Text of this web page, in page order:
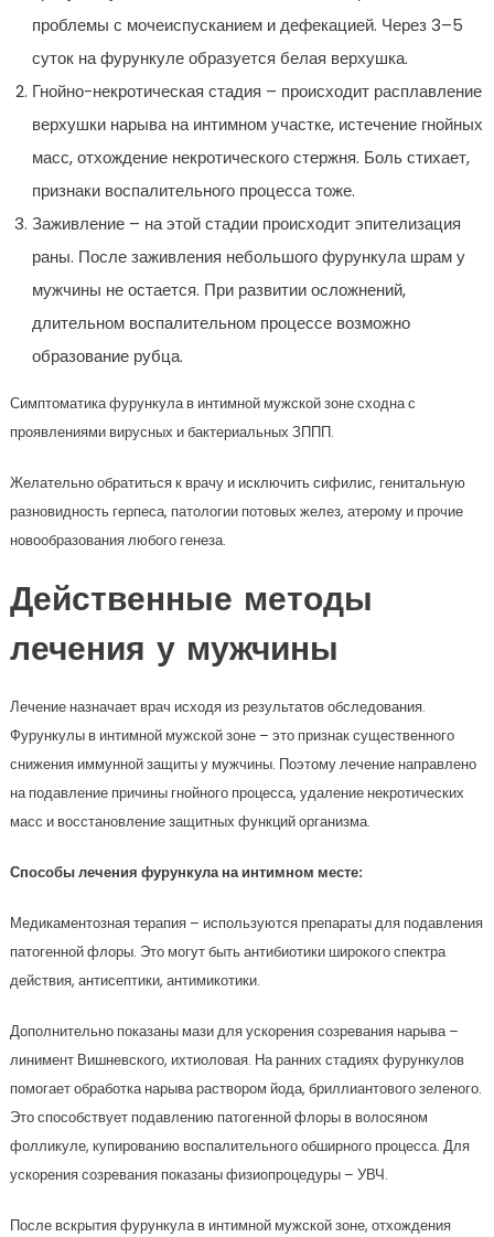
проблемы с мочеиспусканием и дефекацией. Через 3–5
суток на фурункуле образуется белая верхушка.
Гнойно-некротическая стадия – происходит расплавление
верхушки нарыва на интимном участке, истечение гнойных
масс, отхождение некротического стержня. Боль стихает,
признаки воспалительного процесса тоже.
Заживление – на этой стадии происходит эпителизация
раны. После заживления небольшого фурункула шрам у
мужчины не остается. При развитии осложнений,
длительном воспалительном процессе возможно
образование рубца.
Симптоматика фурункула в интимной мужской зоне сходна с
проявлениями вирусных и бактериальных ЗППП.
Желательно обратиться к врачу и исключить сифилис, генитальную
разновидность герпеса, патологии потовых желез, атерому и прочие
новообразования любого генеза.
Действенные методы
лечения у мужчины
Лечение назначает врач исходя из результатов обследования.
Фурункулы в интимной мужской зоне – это признак существенного
снижения иммунной защиты у мужчины. Поэтому лечение направлено
на подавление причины гнойного процесса, удаление некротических
масс и восстановление защитных функций организма.
Способы лечения фурункула на интимном месте:
Медикаментозная терапия – используются препараты для подавления
патогенной флоры. Это могут быть антибиотики широкого спектра
действия, антисептики, антимикотики.
Дополнительно показаны мази для ускорения созревания нарыва –
линимент Вишневского, ихтиоловая. На ранних стадиях фурункулов
помогает обработка нарыва раствором йода, бриллиантового зеленого.
Это способствует подавлению патогенной флоры в волосяном
фолликуле, купированию воспалительного обширного процесса. Для
ускорения созревания показаны физиопроцедуры – УВЧ.
После вскрытия фурункула в интимной мужской зоне, отхождения